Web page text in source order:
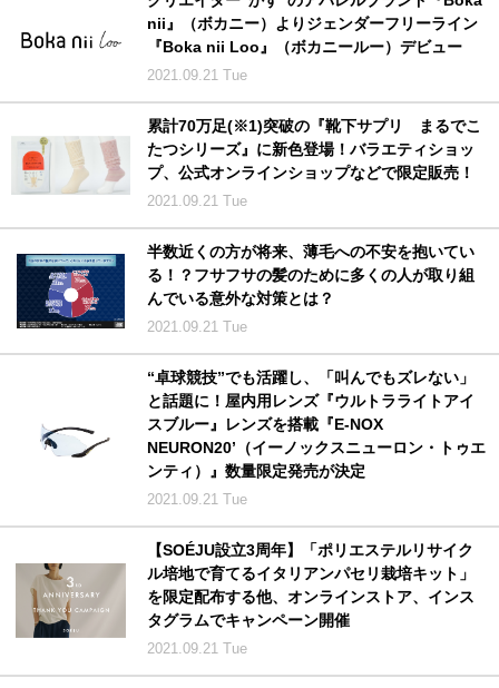
nii』（ボカニー）よりジェンダーフリーライン
『Boka nii Loo』（ボカニールー）デビュー
2021.09.21 Tue
累計70万足(※1)突破の『靴下サプリ まるでこ
たつシリーズ』に新色登場！バラエティショッ
プ、公式オンラインショップなどで限定販売！
2021.09.21 Tue
半数近くの方が将来、薄毛への不安を抱いてい
る！？フサフサの髪のために多くの人が取り組
んでいる意外な対策とは？
2021.09.21 Tue
“卓球競技”でも活躍し、「叫んでもズレない」
と話題に！屋内用レンズ『ウルトラライトアイ
スブルー』レンズを搭載『E-NOX
NEURON20’（イーノックスニューロン・トゥエ
ンティ）』数量限定発売が決定
2021.09.21 Tue
【SOÉJU設立3周年】「ポリエステルリサイク
ル培地で育てるイタリアンパセリ栽培キット」
を限定配布する他、オンラインストア、インス
タグラムでキャンペーン開催
2021.09.21 Tue